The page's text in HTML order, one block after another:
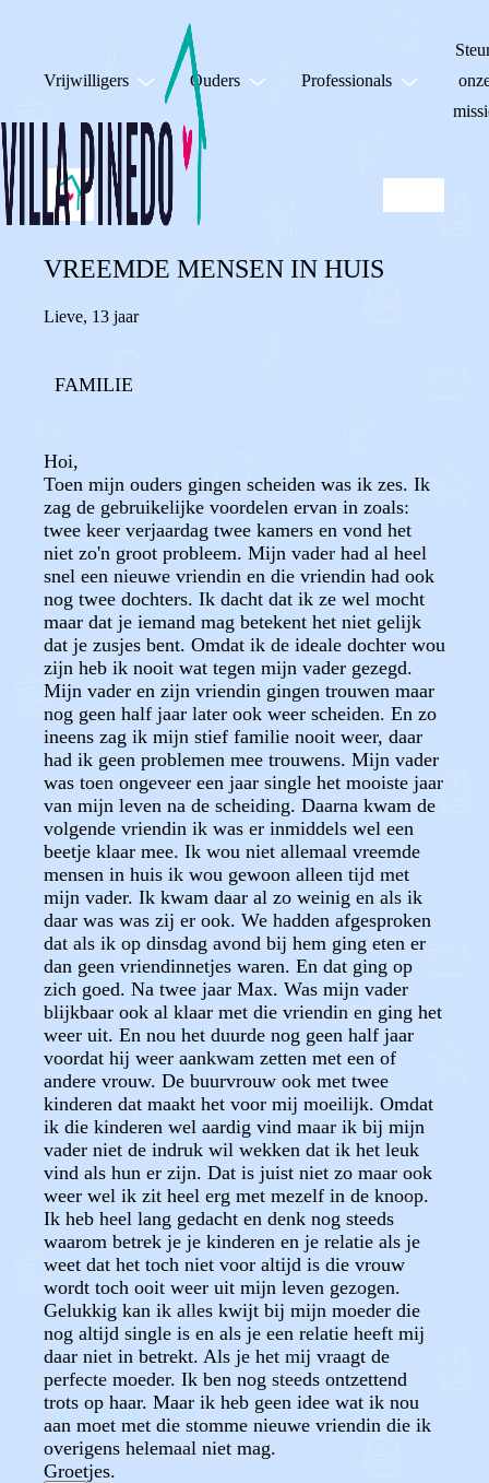
Vrijwilligers Ouders Professionals
VREEMDE MENSEN IN HUIS
Lieve, 13 jaar
FAMILIE
Hoi,
Toen mijn ouders gingen scheiden was ik zes. Ik
zag de gebruikelijke voordelen ervan in zoals:
twee keer verjaardag twee kamers en vond het
niet zo'n groot probleem. Mijn vader had al heel
snel een nieuwe vriendin en die vriendin had ook
nog twee dochters. Ik dacht dat ik ze wel mocht
maar dat je iemand mag betekent het niet gelijk
dat je zusjes bent. Omdat ik de ideale dochter wou
zijn heb ik nooit wat tegen mijn vader gezegd.
Mijn vader en zijn vriendin gingen trouwen maar
nog geen half jaar later ook weer scheiden. En zo
ineens zag ik mijn stief familie nooit weer, daar
had ik geen problemen mee trouwens. Mijn vader
was toen ongeveer een jaar single het mooiste jaar
van mijn leven na de scheiding. Daarna kwam de
volgende vriendin ik was er inmiddels wel een
beetje klaar mee. Ik wou niet allemaal vreemde
mensen in huis ik wou gewoon alleen tijd met
mijn vader. Ik kwam daar al zo weinig en als ik
daar was was zij er ook. We hadden afgesproken
dat als ik op dinsdag avond bij hem ging eten er
dan geen vriendinnetjes waren. En dat ging op
zich goed. Na twee jaar Max. Was mijn vader
blijkbaar ook al klaar met die vriendin en ging het
weer uit. En nou het duurde nog geen half jaar
voordat hij weer aankwam zetten met een of
andere vrouw. De buurvrouw ook met twee
kinderen dat maakt het voor mij moeilijk. Omdat
ik die kinderen wel aardig vind maar ik bij mijn
vader niet de indruk wil wekken dat ik het leuk
vind als hun er zijn. Dat is juist niet zo maar ook
weer wel ik zit heel erg met mezelf in de knoop.
Ik heb heel lang gedacht en denk nog steeds
waarom betrek je je kinderen en je relatie als je
weet dat het toch niet voor altijd is die vrouw
wordt toch ooit weer uit mijn leven gezogen.
Gelukkig kan ik alles kwijt bij mijn moeder die
nog altijd single is en als je een relatie heeft mij
daar niet in betrekt. Als je het mij vraagt de
perfecte moeder. Ik ben nog steeds ontzettend
trots op haar. Maar ik heb geen idee wat ik nou
aan moet met die stomme nieuwe vriendin die ik
overigens helemaal niet mag.
Groetjes.